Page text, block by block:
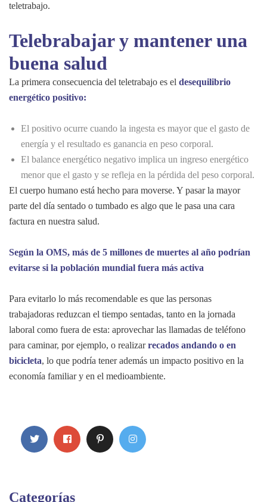
teletrabajo.
Telebrabajar y mantener una
buena salud
La primera consecuencia del teletrabajo es el desequilibrio
energético positivo:
El positivo ocurre cuando la ingesta es mayor que el gasto de
energía y el resultado es ganancia en peso corporal.
El balance energético negativo implica un ingreso energético
menor que el gasto y se refleja en la pérdida del peso corporal.
El cuerpo humano está hecho para moverse. Y pasar la mayor
parte del día sentado o tumbado es algo que le pasa una cara
factura en nuestra salud.
Según la OMS, más de 5 millones de muertes al año podrían
evitarse si la población mundial fuera más activa
Para evitarlo lo más recomendable es que las personas
trabajadoras reduzcan el tiempo sentadas, tanto en la jornada
laboral como fuera de esta: aprovechar las llamadas de teléfono
para caminar, por ejemplo, o realizarrecados andando o en
bicicleta, lo que podría tener además un impacto positivo en la
economía familiar y en el medioambiente.
Categorías